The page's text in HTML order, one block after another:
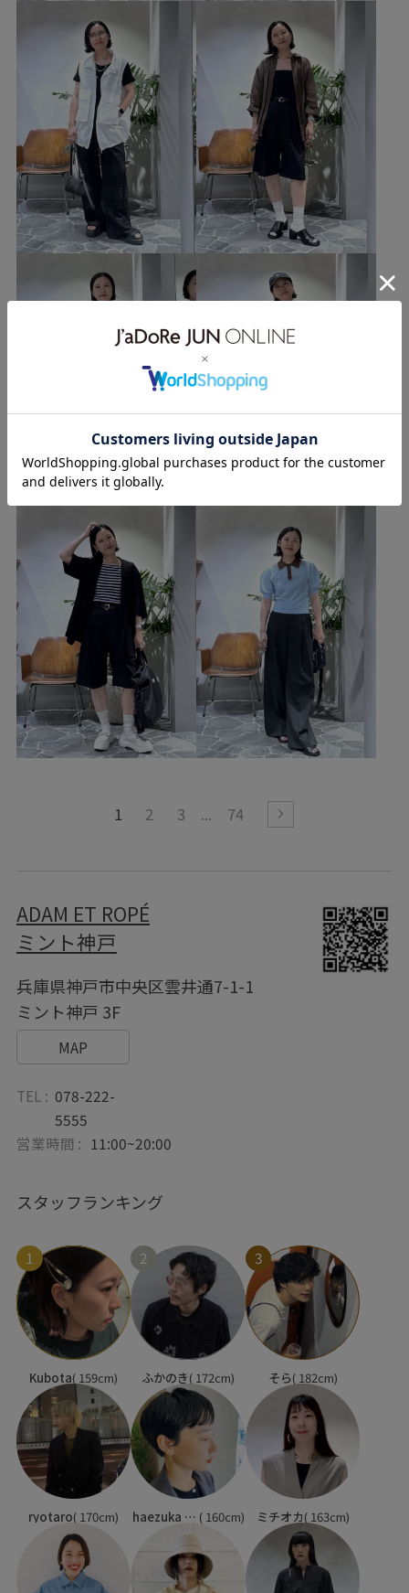
1 2 3 74
ADAM ET ROPÉ
ミント神戸
兵庫県神戸市中央区雲井通7-1-1
ミント神戸 3F
MAP
TEL : 078-222-
5555
営業時間 : 11:00~20:00
スタッフランキング
1
Kubota( 159cm)
2
ふかのき( 172cm)
3
そら( 182cm)
ryotaro( 170cm) haezuka kaho ( 160cm) ミチオカ( 163cm)